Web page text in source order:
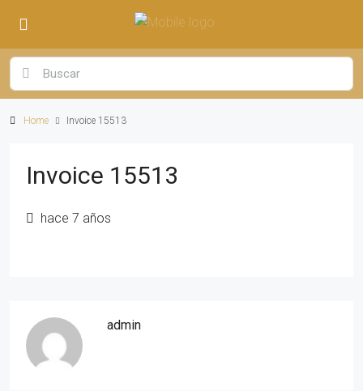
Home Invoice 15513
Invoice 15513
hace 7 años
admin